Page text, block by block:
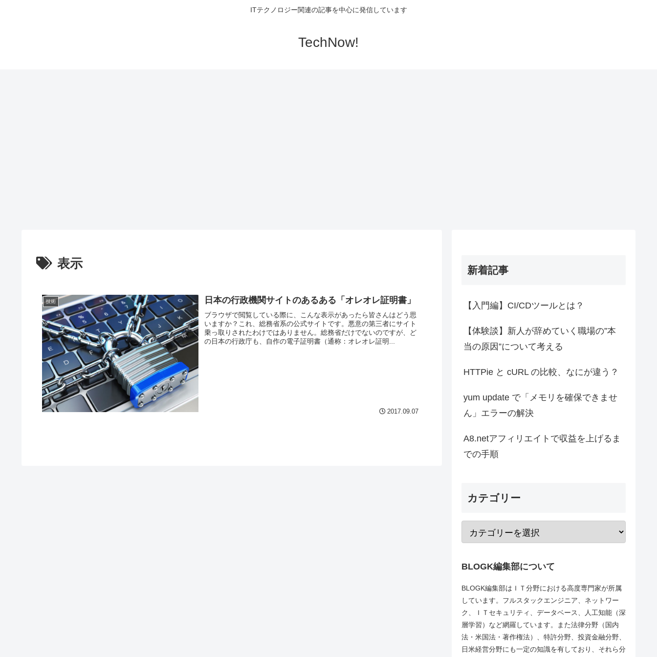
ITテクノロジー関連の記事を中心に発信しています
TechNow!
表示
技術 日本の行政機関サイトのあるある「オレオレ証明書」
ブラウザで閲覧している際に、こんな表示があったら皆さんはどう思
いますか？これ、総務省系の公式サイトです。悪意の第三者にサイト
乗っ取りされたわけではありません。総務省だけでないのですが、ど
の日本の行政庁も、自作の電子証明書（通称：オレオレ証明...
2017.09.07
新着記事
【入門編】CI/CDツールとは？
【体験談】新人が辞めていく職場の”本
当の原因”について考える
HTTPie と cURL の比較、なにが違う？
yum update で「メモリを確保できませ
ん」エラーの解決
A8.netアフィリエイトで収益を上げるま
での手順
カテゴリー
BLOGK編集部について
BLOGK編集部はＩＴ分野における高度専門家が所属
しています。フルスタックエンジニア、ネットワー
ク、ＩＴセキュリティ、データベース、人工知能（深
層学習）など網羅しています。また法律分野（国内
法・米国法・著作権法）、特許分野、投資金融分野、
日米経営分野にも一定の知識を有しており、それら分